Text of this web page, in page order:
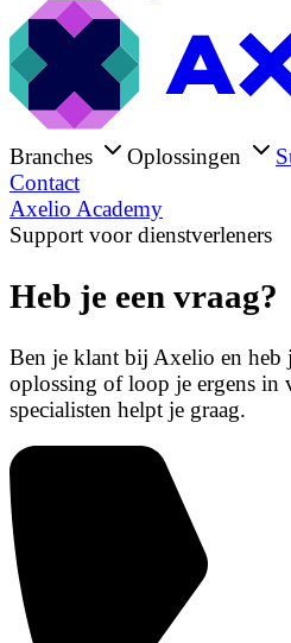
Branches Oplossingen
Contact
Axelio Academy
Support voor dienstverleners
Heb je een vraag?
Ben je klant bij Axelio en heb
oplossing of loop je ergens in
specialisten helpt je graag.